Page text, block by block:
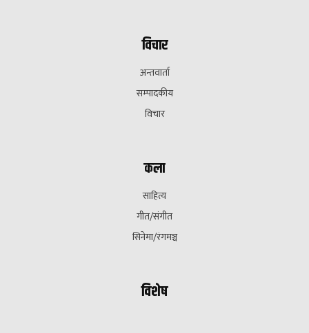
विचार
अन्तवार्ता
सम्पादकीय
विचार
कला
साहित्य
गीत/संगीत
सिनेमा/रंगमञ्च
विशेष